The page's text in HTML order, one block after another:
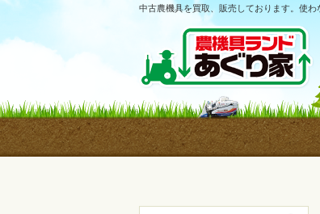
中古農機具を買取、販売しております。使